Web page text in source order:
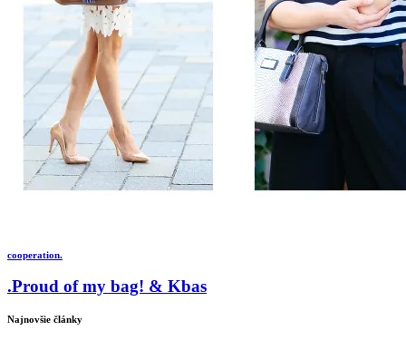
cooperation.
.Proud of my bag! & Kbas
Najnovšie články